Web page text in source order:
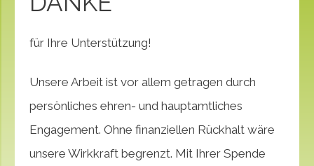
für Ihre Unterstützung!
Unsere Arbeit ist vor allem getragen durch
persönliches ehren- und hauptamtliches
Engagement. Ohne finanziellen Rückhalt wäre
unsere Wirkkraft begrenzt. Mit Ihrer Spende